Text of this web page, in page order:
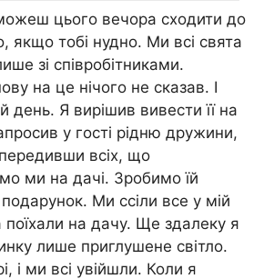
цього вечора сходити до
якщо тобі нудно. Ми всі свята
зі співробітниками.
на це нічого не сказав. І
день. Я вирішив вивести її на
у гості рідню дружини,
всіх, що
ми на дачі. Зробимо їй
Ми ссіли все у мій
поїхали на дачу. Ще здалеку я
лише приглушене світло.
і ми всі увійшли. Коли я